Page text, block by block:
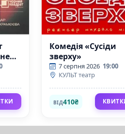
Комедія «Сусіди
зверху»
7 серпня 2026 19:00
КУЛЬТ театр
ВІД410₴